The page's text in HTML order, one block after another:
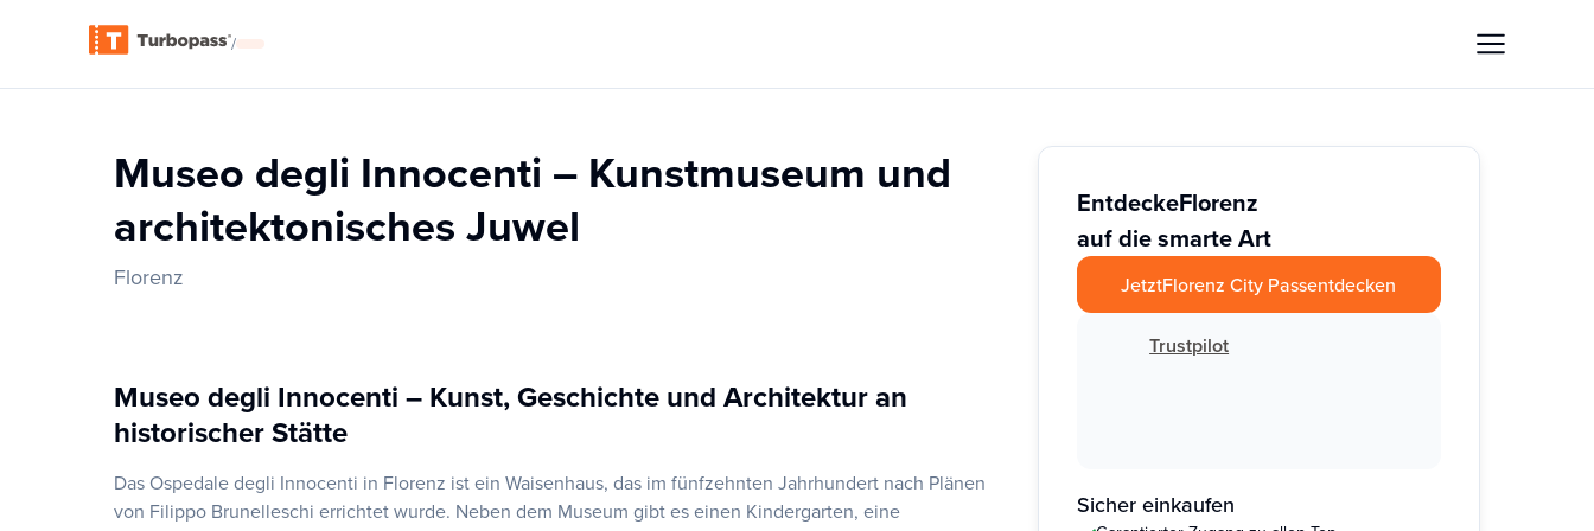
/
Museo degli Innocenti – Kunstmuseum und
architektonisches Juwel
Florenz
Museo degli Innocenti – Kunst, Geschichte und Architektur an
historischer Stätte
Das Ospedale degli Innocenti in Florenz ist ein Waisenhaus, das im fünfzehnten Jahrhundert nach Plänen
von Filippo Brunelleschi errichtet wurde. Neben dem Museum gibt es einen Kindergarten, eine
EntdeckeFlorenz
auf die smarte Art
JetztFlorenz City Passentdecken
Trustpilot
Sicher einkaufen